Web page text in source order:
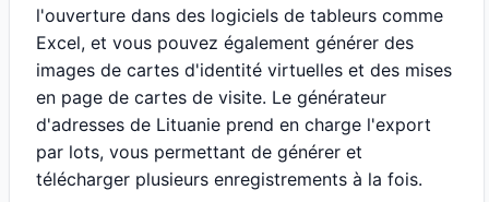
l'ouverture dans des logiciels de tableurs comme
Excel, et vous pouvez également générer des
images de cartes d'identité virtuelles et des mises
en page de cartes de visite. Le générateur
d'adresses de Lituanie prend en charge l'export
par lots, vous permettant de générer et
télécharger plusieurs enregistrements à la fois.